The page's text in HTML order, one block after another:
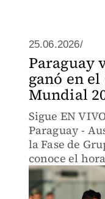
25.06.2026/
Paraguay
ganó en
Mundial
Sigue EN
Paraguay -
la Fase de
conoce el
duelo.